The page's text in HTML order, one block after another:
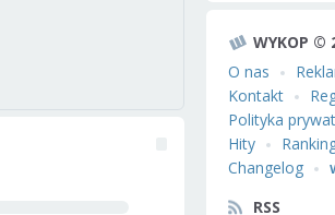
WYKOP ©
O nas
Kontakt
Polityka
Hity
Changelog
RSS